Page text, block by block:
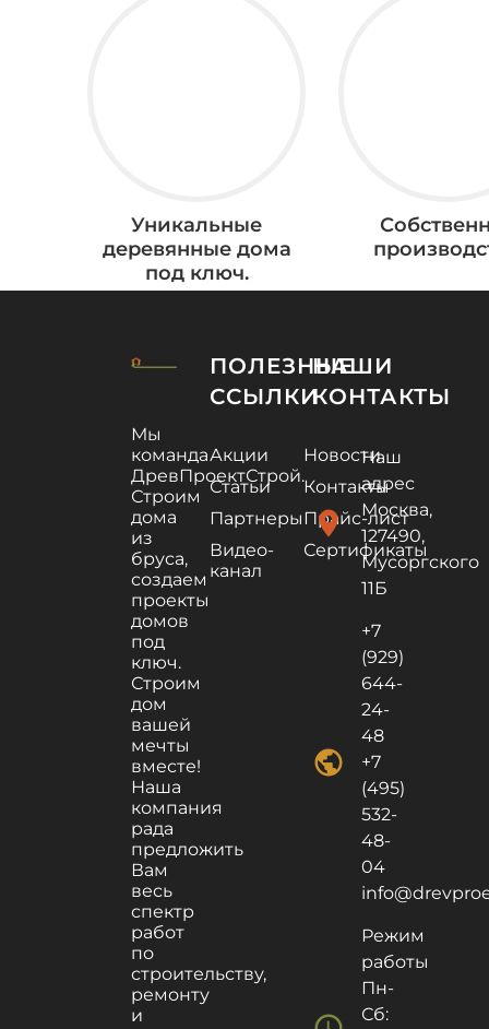
Уникальные
деревянные дома
под ключ.
Мы
команда
ДревПроектСтрой.
Строим
дома
из
бруса,
создаем
проекты
домов
под
ключ.
Строим
дом
вашей
мечты
вместе!
Наша
компания
рада
предложить
Вам
весь
спектр
работ
по
строительству,
ремонту
и
ПОЛЕЗНЫЕ
ССЫЛКИ
Акции
Новости
Статьи
Контакты
ПартнерыПрайс-лист
Видео-
канал
Сертификаты
НАШИ
КОНТАКТЫ
location_on
Наш
адрес
Москва,
127490,
Мусоргского
11Б
public
+7
(929)
644-
24-
48
+7
(495)
532-
48-
04
Режим
работы
Пн-
Сб: